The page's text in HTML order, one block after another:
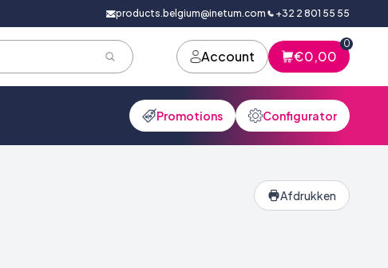
products.belgium@inetum.com +32 2 801 55 55
Account €0,00
0
Promotions Configurator
Afdrukken